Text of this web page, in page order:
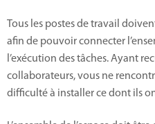
Tous les postes de travail
afin de pouvoir connecter
l’exécution des tâches. Ayant
collaborateurs, vous ne
difficulté à installer ce dont ils